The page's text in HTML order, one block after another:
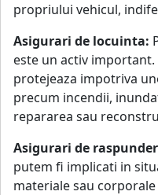
propriului vehicul,
Asigurari de locuinta:
este un activ
protejeaza impotriva
precum incendii,
repararea sau
Asigurari de
putem fi implicati in
materiale sau